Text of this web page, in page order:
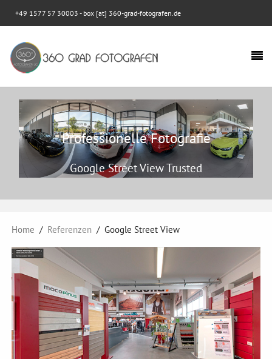
+49 1577 57 30003 - box [at] 360-grad-fotografen.de
Professionelle Fotografie
Google Street View Trusted
Home Referenzen Google Street View